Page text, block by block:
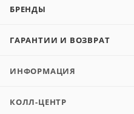
БРЕНДЫ
ГАРАНТИИ И ВОЗВРАТ
ИНФОРМАЦИЯ
КОЛЛ-ЦЕНТР